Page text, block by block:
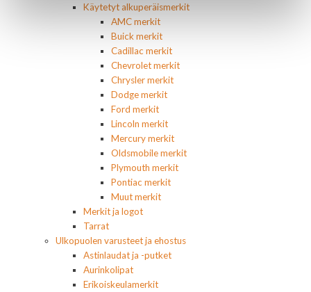
Käytetyt alkuperäismerkit
AMC merkit
Buick merkit
Cadillac merkit
Chevrolet merkit
Chrysler merkit
Dodge merkit
Ford merkit
Lincoln merkit
Mercury merkit
Oldsmobile merkit
Plymouth merkit
Pontiac merkit
Muut merkit
Merkit ja logot
Tarrat
Ulkopuolen varusteet ja ehostus
Astinlaudat ja -putket
Aurinkolipat
Erikoiskeulamerkit